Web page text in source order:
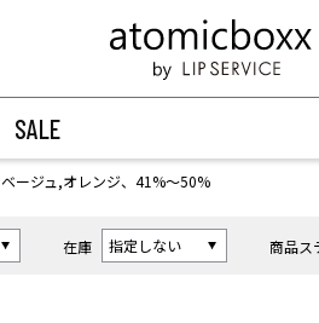
SALE
ベージュ,オレンジ、41%〜50%
在庫 商品ス